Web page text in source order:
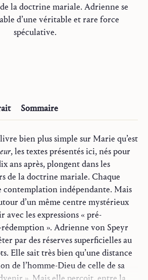
la doctrine mariale. Adrienne se
d’une véritable et rare force
spéculative.
Sommaire
bien plus simple sur Marie qu’est
, les textes présentés ici, nés pour
ans après, plongent dans les
de la doctrine mariale. Chaque
contemplation indépendante. Mais
d’un même centre mystérieux
avec les expressions « pré-
». Adrienne von Speyr
par des réserves superficielles au
Elle sait très bien qu’une distance
de l’homme-Dieu de celle de sa